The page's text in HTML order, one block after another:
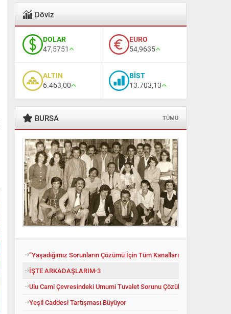
Döviz
DOLAR
47,5751
EURO
54,9635
ALTIN
6.463,00
BİST
13.703,13
BURSA TÜMÜ
“Yaşadığımız Sorunların Çözümü İçin Tüm Kanalları Denedik”
İŞTE ARKADAŞLARIM-3
Ulu Cami Çevresindeki Umumi Tuvalet Sorunu Çözüldü
Yeşil Caddesi Tartışması Büyüyor